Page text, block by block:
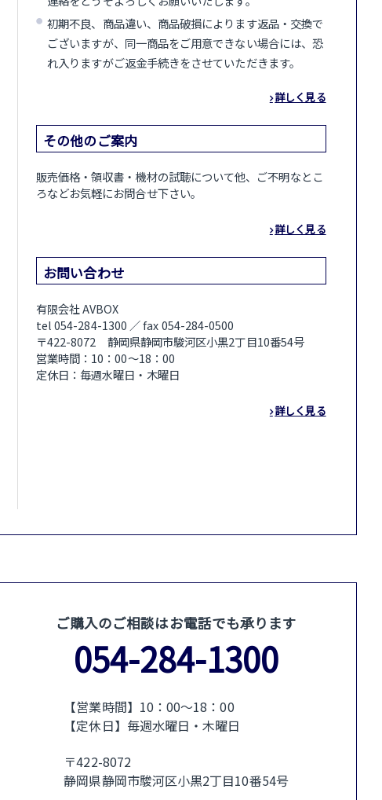
初期不良、商品違い、商品破損によります返品・交換で
ございますが、同一商品をご用意できない場合には、恐
れ入りますがご返金手続きをさせていただきます。
詳しく見る
その他のご案内
販売価格・領収書・機材の試聴について他、ご不明なとこ
ろなどお気軽にお問合せ下さい。
詳しく見る
お問い合わせ
有限会社 AVBOX
tel 054-284-1300 ／ fax 054-284-0500
〒422-8072 静岡県静岡市駿河区小黒2丁目10番54号
営業時間：10：00～18：00
定休日：毎週水曜日・木曜日
詳しく見る
ご購入のご相談はお電話でも承ります
054-284-1300
【営業時間】10：00〜18：00
【定休日】毎週水曜日・木曜日
〒422-8072
静岡県静岡市駿河区小黒2丁目10番54号